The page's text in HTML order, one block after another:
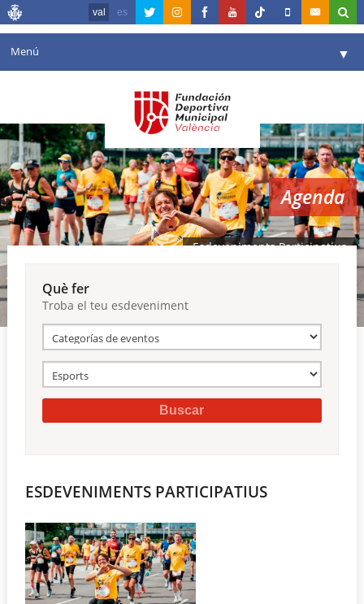
val es
Menú ▼
Agenda
Instal·lacions ▼
Comunicació ▼
València en esport ▼
Reserves
Agenda
Esdeveniments Participatius
Què fer
Troba el teu esdeveniment
ESDEVENIMENTS PARTICIPATIUS